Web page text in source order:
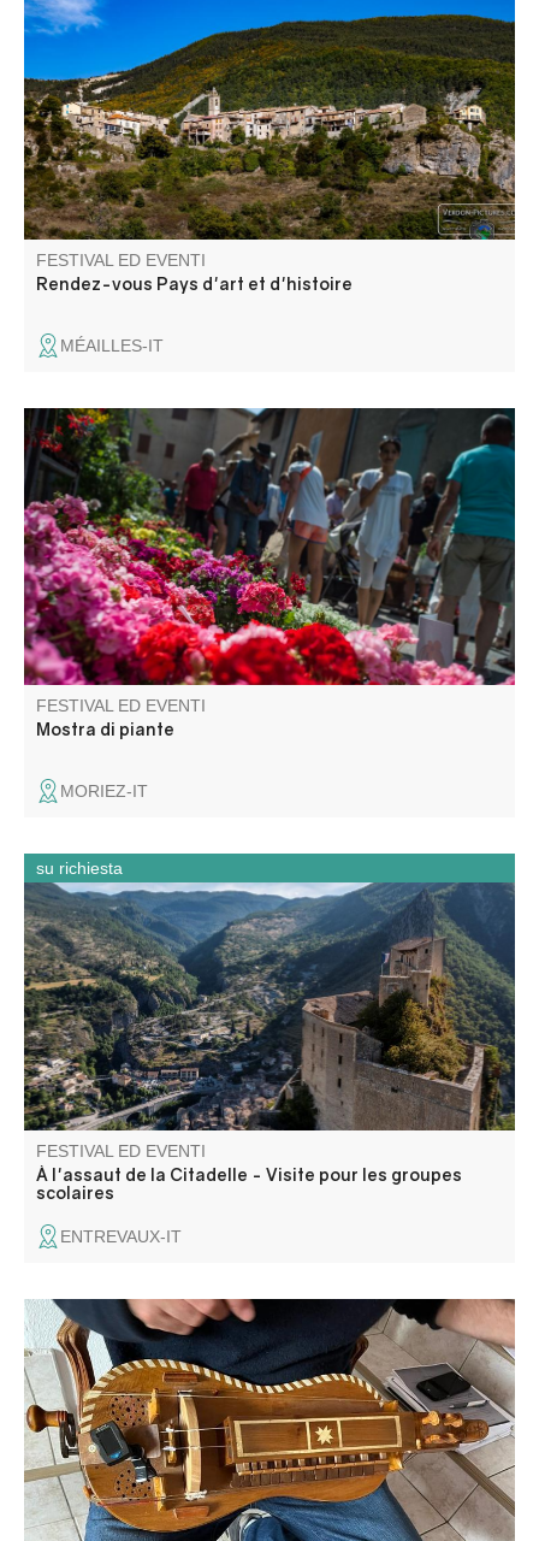
Visite commentée de la grotte du Perthus II par Cédric
Lepère, suivie d'une conférence-atelier de Manon Vuilien,
archéozoologue.
FESTIVAL ED EVENTI
Rendez-vous Pays d'art et d'histoire
MÉAILLES-IT
L'associazione Fleur de Sel, che organizza l'evento,
moltiplica gli sforzi e l'inventiva, trasformando le strade del
villaggio in un vero e proprio vivaio di fiori a cielo aperto!
FESTIVAL ED EVENTI
Mostra di piante
MORIEZ-IT
Forteresse juchée sur son éperon rocheux, vos élèves
découvriront, dans cette citadelle, le fonctionnement d’un
tel monument militaire et ses phases de construction.
FESTIVAL ED EVENTI
À l'assaut de la Citadelle - Visite pour les groupes
scolaires
su richiesta
ENTREVAUX-IT
Un beau week-end de musique Occitane bien ancré dans
les traditions de Colmars-les-Alpes .